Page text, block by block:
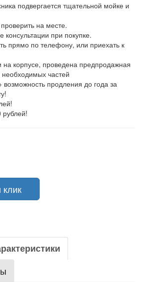
подвергается тщательной мойке и
на месте.
при покупке.
прямо по телефону, или приехать к
на корпусе, проведена предпродажная
необходимых частей
продления до года за
клик